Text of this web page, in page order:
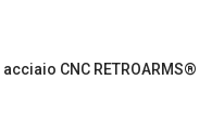
CNC RETROARMS®